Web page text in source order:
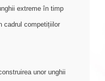
extreme în timp
cadrul competițiilor
unor unghii